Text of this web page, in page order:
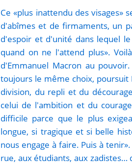
Ce «plus inattendu des visages»
d'abîmes et de firmaments, un
d'espoir et d'unité dans lequel
quand on ne l'attend plus».
d'Emmanuel Macron au
toujours le même choix, poursuit
division, du repli et du
celui de l'ambition et du
difficile parce que le plus
longue, si tragique et si belle
nous engage à faire. Puis à
rue, aux étudiants, aux